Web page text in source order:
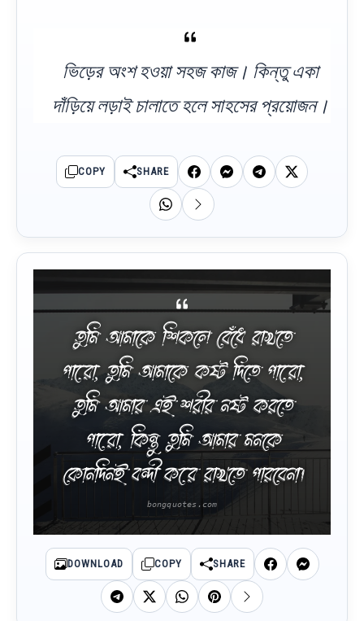
ভিড়ের অংশ হওয়া সহজ কাজ। কিন্তু একা
দাঁড়িয়ে লড়াই চালাতে হলে সাহসের প্রয়োজন।
COPY SHARE
তুমি আমাকে শিকলে বেঁধে রাখতে
পারো, তুমি আমাকে কষ্ট দিতে পারো,
তুমি আমার এই শরীর নষ্ট করতে
পারো, কিন্তু তুমি আমার মনকে
কোনদিনই বন্দী করে রাখতে পারবেনা।
DOWNLOAD COPY SHARE